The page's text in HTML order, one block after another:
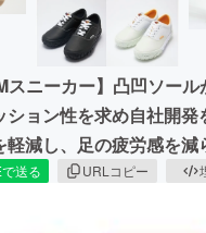
ニーカー】凸凹ソー
ョン性を求め自社開
減し、足の疲労感を減
送る URLコピー